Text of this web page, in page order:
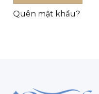
Quên mật khẩu?